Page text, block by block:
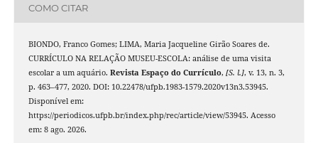
COMO CITAR
BIONDO, Franco Gomes; LIMA, Maria Jacqueline Girão Soares de.
CURRÍCULO NA RELAÇÃO MUSEU-ESCOLA: análise de uma visita
escolar a um aquário. Revista Espaço do Currículo, [S. l.], v. 13, n. 3,
p. 463–477, 2020. DOI: 10.22478/ufpb.1983-1579.2020v13n3.53945.
Disponível em:
https://periodicos.ufpb.br/index.php/rec/article/view/53945. Acesso
em: 8 ago. 2026.